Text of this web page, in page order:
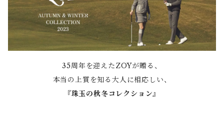
35周年を迎えたZOYが贈る、
本当の上質を知る大人に相応しい、
『珠玉の秋冬コレクション』